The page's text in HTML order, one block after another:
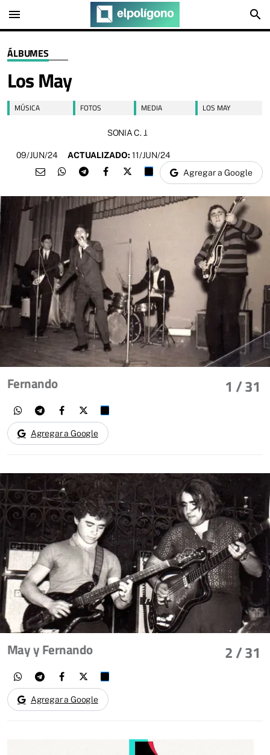
menu search
ÁLBUMES
Los May
MÚSICA FOTOS MEDIA LOS MAY
SONIA C. J.
09/JUN/24 ACTUALIZADO: 11/JUN/24
Agregar a Google
1 / 31
Fernando
Agregar a Google
2/ 31
May y Fernando
Agregar a Google